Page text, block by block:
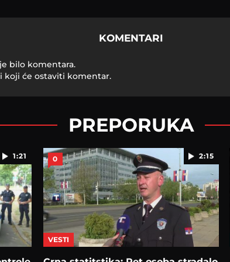
KOMENTARI
bilo komentara.
koji će ostaviti komentar.
PREPORUKA
1:21 2:15
0
VESTI